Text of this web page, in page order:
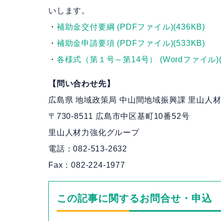
いします。
・ 補助金交付要綱 (PDFファイル)(436KB)
・ 補助金申請要項 (PDFファイル)(533KB)
・ 各様式（第１号～第14号） (Wordファイル
【問い合わせ先】
広島県 地域政策局 中山間地域振興課 里山人
〒730-8511 広島市中区基町10番52号
里山人材力強化グループ
電話：082‐513-2632
Fax：082-224-1977
この記事に関するお問合せ・申込